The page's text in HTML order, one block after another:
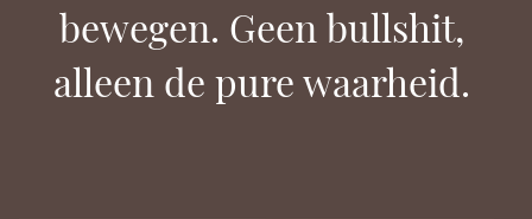
bewegen. Geen bullshit,
alleen de pure waarheid.